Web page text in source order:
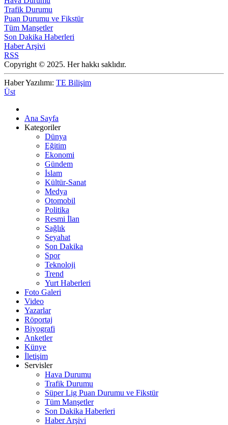
Trafik Durumu
Puan Durumu ve Fikstür
Tüm Manşetler
Son Dakika Haberleri
Haber Arşivi
RSS
Copyright © 2025. Her hakkı saklıdır.
Haber Yazılımı: TE Bilişim
Üst
Ana Sayfa
Kategoriler
Dünya
Eğitim
Ekonomi
Gündem
İslam
Kültür-Sanat
Medya
Otomobil
Politika
Resmi İlan
Sağlık
Seyahat
Son Dakika
Spor
Teknoloji
Trend
Yurt Haberleri
Foto Galeri
Video
Yazarlar
Röportaj
Biyografi
Anketler
Künye
İletişim
Servisler
Hava Durumu
Trafik Durumu
Süper Lig Puan Durumu ve Fikstür
Tüm Manşetler
Son Dakika Haberleri
Haber Arşivi